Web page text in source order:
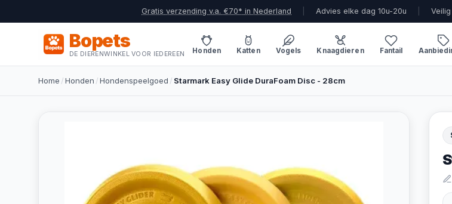
Gratis verzending v.a. €70* in Nederland Advies elke dag 10u-20u
Bopets
DE DIERENWINKEL VOOR IEDEREEN Honden Katten Vogels Knaagdieren Fantail
Home /Honden /Hondenspeelgoed / Starmark Easy Glide DuraFoam Disc - 28cm